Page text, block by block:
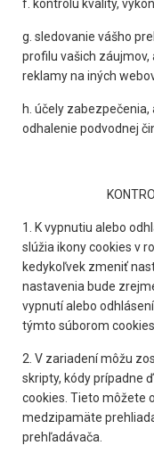
f. kontrolu kvality,
g. sledovanie vášho
profilu vašich
reklamy na iných
h. účely
odhalenie podvodnej
1. K vypnutiu alebo
slúžia ikony cookies v
kedykoľvek zmeniť
nastavenia bude
vypnutí alebo
týmto súborom
2. V zariadení môžu
skripty, kódy prípadne
cookies. Tieto môžete
medzipamäte
prehľadávača.